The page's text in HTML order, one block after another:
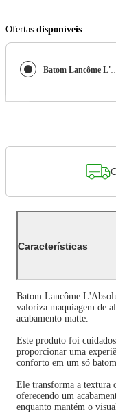
Ofertas disponíveis
Batom Lancôme
Características
Batom Lancôme
valoriza maquiagem de
acabamento matte.
Este produto foi
proporcionar uma
conforto em um só
Ele transforma a textura
oferecendo um
enquanto mantém o